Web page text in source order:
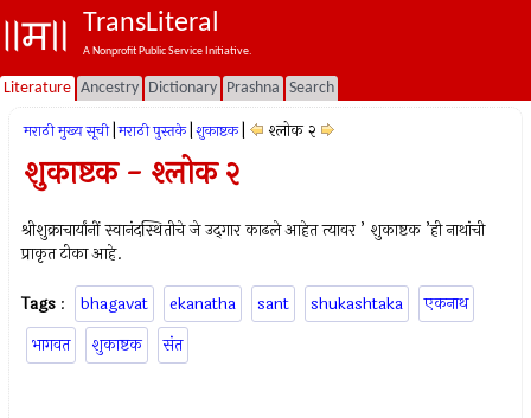
TransLiteral
A Nonprofit Public Service Initiative.
Literature Ancestry Dictionary Prashna Search
मराठी मुख्य सूची मराठी पुस्तके शुकाष्टक श्लोक २
शुकाष्टक - श्लोक २
श्रीशुक्राचार्यांनीं स्वानंदस्थितीचे जे उद्‍गार काढले आहेत त्यावर ’ शुकाष्टक ’ही नाथांची
प्राकृत टीका आहे.
Tags : bhagavat ekanatha sant shukashtaka
एकनाथ
भागवत
शुकाष्टक संत